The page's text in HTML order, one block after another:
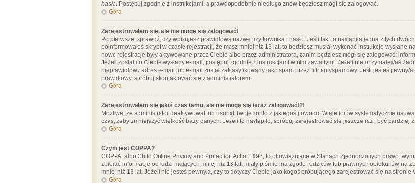
hasła. Postępuj zgodnie z instrukcjami, a prawdopodobnie niedługo znów będziesz mógł się zalogować.
Góra
Zarejestrowałem się, ale nie mogę się zalogować!
Po pierwsze, sprawdź, czy wpisujesz prawidłową nazwę użytkownika i hasło. Jeśli tak, to nastąpiła jedna z tych
poinformowałeś skrypt w czasie rejestracji, że masz mniej niż 13 lat, to będziesz musiał wykonać instrukcje wysłane
nowe rejestracje były aktywowane przez Ciebie albo przez administratora, zanim będziesz mógł się zalogować;
Jeżeli został do Ciebie wysłany e-mail, postępuj zgodnie z instrukcjami w nim zawartymi. Jeżeli nie otrzymałeś/aś
nieprawidłowy adres e-mail lub e-mail został zaklasyfikowany jako spam przez filtr antyspamowy. Jeśli jesteś pewny/
prawidłowy, spróbuj skontaktować się z administratorem.
Góra
Zarejestrowałem się jakiś czas temu, ale nie mogę się teraz zalogować!?!
Możliwe, że administrator deaktywował lub usunął Twoje konto z jakiegoś powodu. Wiele forów systematycznie
czas, żeby zmniejszyć wielkość bazy danych. Jeżeli to nastąpiło, spróbuj zarejestrować się jeszcze raz i być bardziej
Góra
Czym jest COPPA?
COPPA, albo Child Online Privacy and Protection Act of 1998, to obowiązujące w Stanach Zjednoczonych prawo,
zbierać informacje od ludzi mających mniej niż 13 lat, miały piśmienną zgodę rodziców lub prawnych opiekunów na
mniej niż 13 lat. Jeżeli nie jesteś pewny/a, czy to dotyczy Ciebie jako kogoś próbującego zarejestrować się na stronie
Góra